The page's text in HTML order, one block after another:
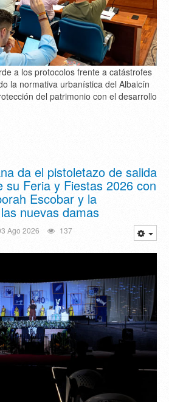
a los protocolos frente a catástrofes
la normativa urbanística del Albaicín
del patrimonio con el desarrollo
da el pistoletazo de salida
su Feria y Fiestas 2026 con
Escobar y la
nuevas damas
Ago 2026 137